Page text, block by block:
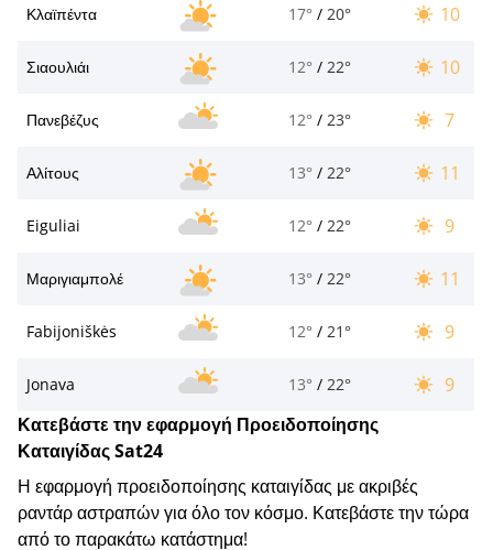
Κλαϊπέντα 17° / 20° 10
Σιαουλιάι 12° / 22° 10
Πανεβέζυς 12° / 23° 7
Αλίτους 13° / 22° 11
Eiguliai 12° / 22° 9
Μαριγιαμπολέ 13° / 22° 11
Fabijoniškės 12° / 21° 9
Jonava 13° / 22°
9
Κατεβάστε την εφαρμογή Προειδοποίησης
Καταιγίδας Sat24
Η εφαρμογή προειδοποίησης καταιγίδας με ακριβές
ραντάρ αστραπών για όλο τον κόσμο. Κατεβάστε την τώρα
από το παρακάτω κατάστημα!